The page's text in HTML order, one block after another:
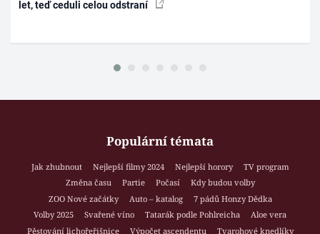
let, teď ceduli celou odstraní
Populární témata
Jak zhubnout Nejlepší filmy 2024 Nejlepší horory
TV program
Změna času
Partie Počasí
Kdy budou volby
ZOO Nové začátky
Auto – katalog
7 pádů Honzy Dědka
Volby 2025
Svařené víno Tatarák podle Pohlreicha
Aloe vera
Pěstování lichořeřišnice
Výpočet ascendentu
Tvarohové knedlíky